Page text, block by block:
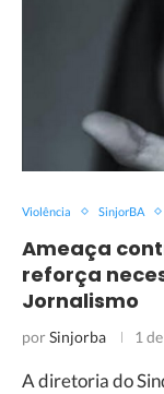
Violência SinjorBA
Ameaça
reforça
Jornalismo
porSinjorba 1
A diretoria do